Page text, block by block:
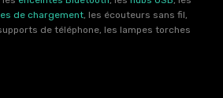
de chargement , les écouteurs sans fil,
de téléphone, les lampes torches